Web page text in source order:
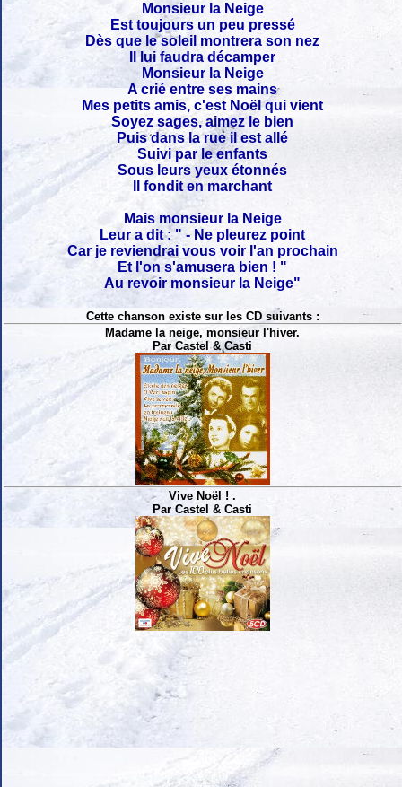
Monsieur la Neige
Est toujours un peu pressé
Dès que le soleil montrera son nez
Il lui faudra décamper
Monsieur la Neige
A crié entre ses mains
Mes petits amis, c'est Noël qui vient
Soyez sages, aimez le bien
Puis dans la rue il est allé
Suivi par le enfants
Sous leurs yeux étonnés
Il fondit en marchant
Mais monsieur la Neige
Leur a dit : " - Ne pleurez point
Car je reviendrai vous voir l'an prochain
Et l'on s'amusera bien ! "
Au revoir monsieur la Neige"
Cette chanson existe sur les CD suivants :
Madame la neige, monsieur l'hiver.
Par Castel & Casti
Vive Noël ! .
Par Castel & Casti